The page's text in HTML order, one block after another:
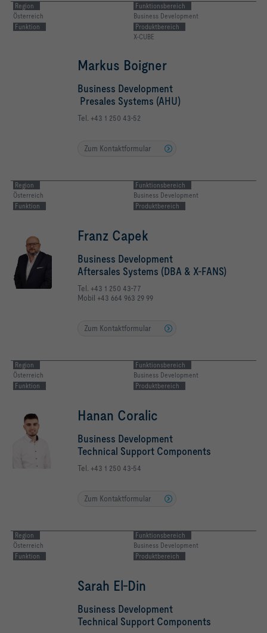
Region
Österreich
Funktionsbereich
Business Development
Funktion
Produktbereich
X-CUBE
Markus Boigner
Business Development
Presales Systems (AHU)
Tel. +43 1 250 43-52
Zum Kontaktformular
Region
Österreich
Funktionsbereich
Business Development
Funktion
Produktbereich
Franz Capek
Business Development
Aftersales Systems (DBA & X-FANS)
Tel. +43 1 250 43-77
Mobil +43 664 963 29 99
Zum Kontaktformular
Region
Österreich
Funktionsbereich
Business Development
Funktion
Produktbereich
Hanan Coralic
Business Development
Technical Support Components
Tel. +43 1 250 43-54
Zum Kontaktformular
Region
Österreich
Funktionsbereich
Business Development
Funktion
Produktbereich
Sarah El-Din
Business Development
Technical Support Components